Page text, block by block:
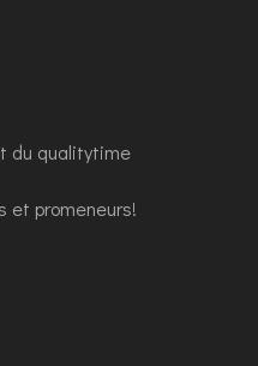
du qualitytime
et promeneurs!